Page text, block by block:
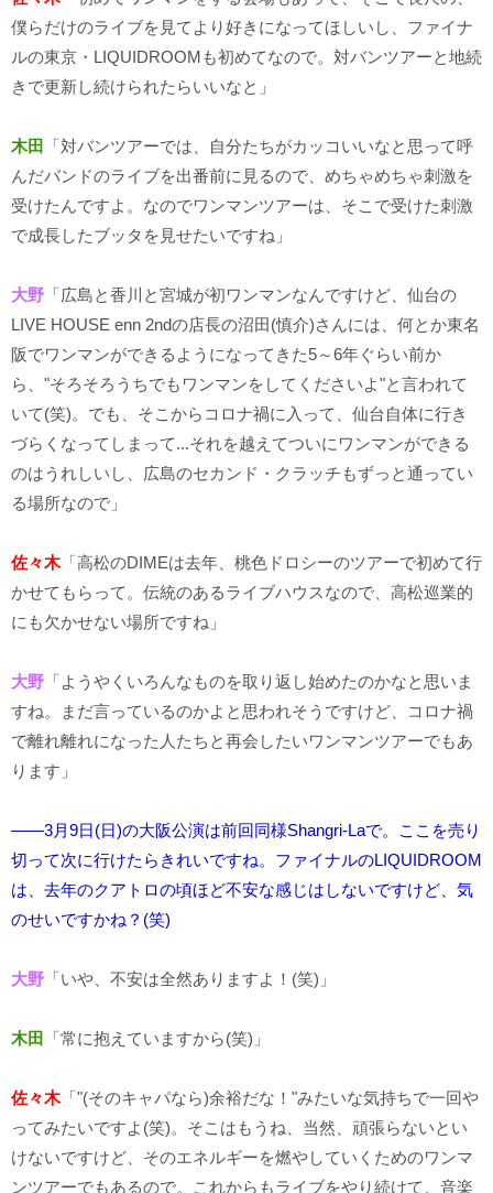
僕らだけのライブを見てより好きになってほしいし、ファイナ
ルの東京・LIQUIDROOMも初めてなので。対バンツアーと地続
きで更新し続けられたらいいなと」
木田
「対バンツアーでは、自分たちがカッコいいなと思って呼
んだバンドのライブを出番前に見るので、めちゃめちゃ刺激を
受けたんですよ。なのでワンマンツアーは、そこで受けた刺激
で成長したブッタを見せたいですね」
大野 「広島と香川と宮城が初ワンマンなんですけど、仙台の
LIVE HOUSE enn 2ndの店長の沼田(慎介)さんには、何とか東名
阪でワンマンができるようになってきた5～6年ぐらい前か
ら、"そろそろうちでもワンマンをしてくださいよ"と言われて
いて(笑)。でも、そこからコロナ禍に入って、仙台自体に行き
づらくなってしまって...それを越えてついにワンマンができる
のはうれしいし、広島のセカンド・クラッチもずっと通ってい
る場所なので」
佐々木「高松のDIMEは去年、桃色ドロシーのツアーで初めて行
かせてもらって。伝統のあるライブハウスなので、高松巡業的
にも欠かせない場所ですね」
大野 「ようやくいろんなものを取り返し始めたのかなと思いま
すね。まだ言っているのかよと思われそうですけど、コロナ禍
で離れ離れになった人たちと再会したいワンマンツアーでもあ
ります」
――3月9日(日)の大阪公演は前回同様Shangri-Laで。ここを売り
切って次に行けたらきれいですね。ファイナルのLIQUIDROOM
は、去年のクアトロの頃ほど不安な感じはしないですけど、気
のせいですかね？(笑)
大野 「いや、不安は全然ありますよ！(笑)」
木田 「常に抱えていますから(笑)」
佐々木「"(そのキャパなら)余裕だな！"みたいな気持ちで一回や
ってみたいですよ(笑)。そこはもうね、当然、頑張らないとい
けないですけど、そのエネルギーを燃やしていくためのワンマ
ンツアーでもあるので。これからもライブをやり続けて、音楽